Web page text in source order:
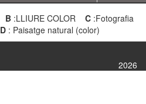
B:LLIURE COLOR C:Fotografia
D: Paisatge natural (color)
2026